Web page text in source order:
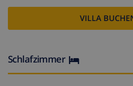
Terrasse und Grillplatz. LAGE:
Benissa, in einer sehr ruhigen
Calpe. Ein perfekter Ort, um in
entspannen.
VILLA
Schlafzimmer